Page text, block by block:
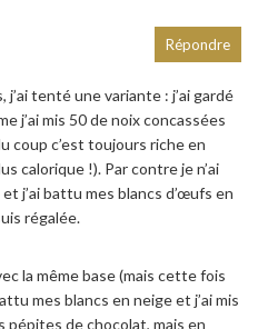
j’ai tenté une variante : j’ai gardé
j’ai mis 50 de noix concassées
coup c’est toujours riche en
calorique !). Par contre je n’ai
j’ai battu mes blancs d’œufs en
régalée.
la même base (mais cette fois
mes blancs en neige et j’ai mis
de chocolat, mais en
Répondre